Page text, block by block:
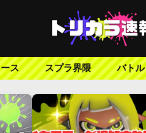
ス スプラ界隈 バトル